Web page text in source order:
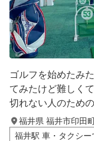
ゴルフを始めたみ
てみたけど難しく
切れない人のため
福井県 福井市印田
福井駅 車・タクシー